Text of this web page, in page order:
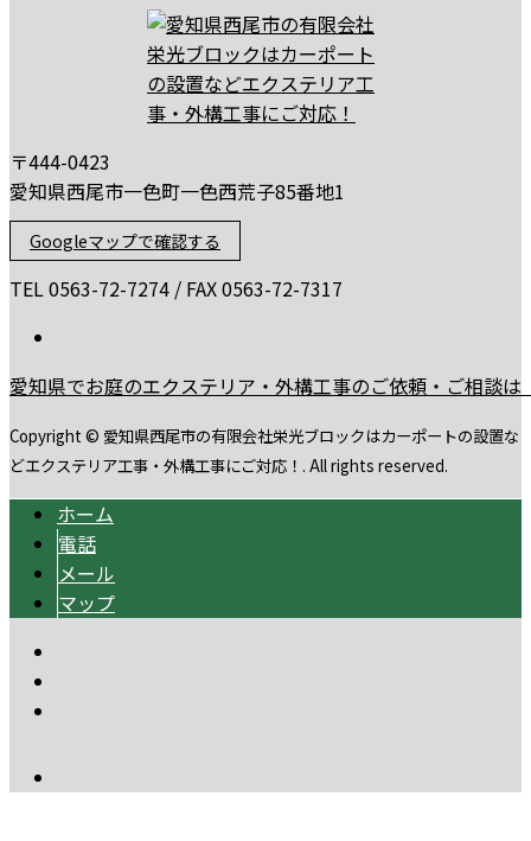
〒444-0423
愛知県西尾市一色町一色西荒子85番地1
Googleマップで確認する
TEL 0563-72-7274 / FAX 0563-72-7317
愛知県でお庭のエクステリア・外構工事のご依頼・ご相談
Copyright © 愛知県西尾市の有限会社栄光ブロックはカーポートの設置な
どエクステリア工事・外構工事にご対応！. All rights reserved.
ホーム
電話
メール
マップ